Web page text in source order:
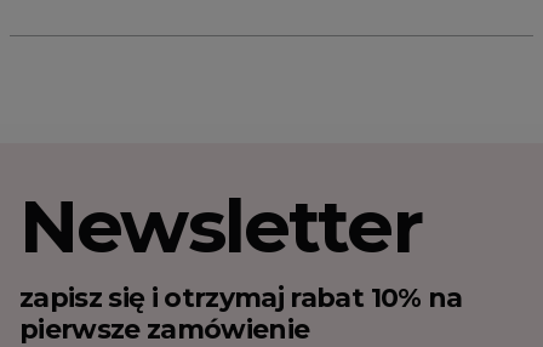
Newsletter
zapisz się i otrzymaj rabat 10% na
pierwsze zamówienie